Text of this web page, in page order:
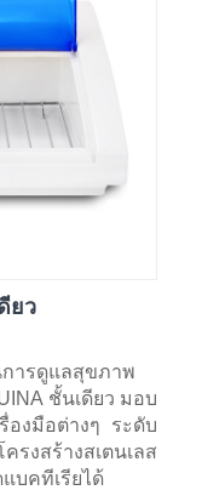
ยว
ารดูแลสุขภาพ
ชั้นเดียว มอบ
งมือต่างๆ ระดับ
รงสร้างสเตนเลส
บคทีเรียได้